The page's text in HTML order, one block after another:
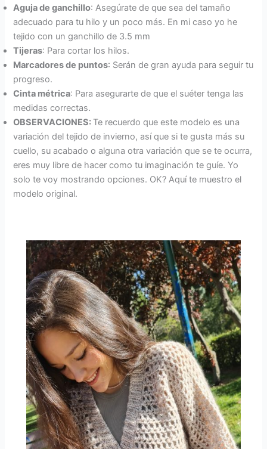
Aguja de ganchillo: Asegúrate de que sea del tamaño
adecuado para tu hilo y un poco más. En mi caso yo he
tejido con un ganchillo de 3.5 mm
Tijeras: Para cortar los hilos.
Marcadores de puntos: Serán de gran ayuda para seguir tu
progreso.
Cinta métrica: Para asegurarte de que el suéter tenga las
medidas correctas.
OBSERVACIONES: Te recuerdo que este modelo es una
variación del tejido de invierno, así que si te gusta más su
cuello, su acabado o alguna otra variación que se te ocurra,
eres muy libre de hacer como tu imaginación te guíe. Yo
solo te voy mostrando opciones. OK? Aquí te muestro el
modelo original.